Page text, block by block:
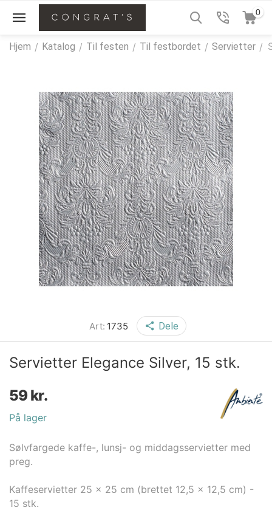
0
Hjem / Katalog / Til festen / Til festbordet / Servietter /
Art: 1735 Dele
Servietter Elegance Silver, 15 stk.
59 kr.
På lager
Sølvfargede kaffe-, lunsj- og middagsservietter med
preg.
Kaffeservietter 25 x 25 cm (brettet 12,5 x 12,5 cm) -
15 stk.